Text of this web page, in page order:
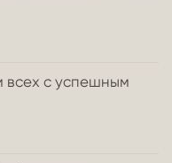
всех с успешным